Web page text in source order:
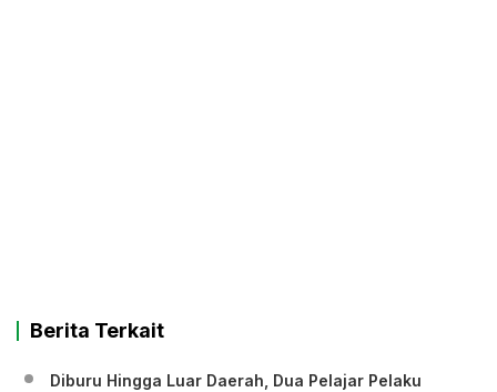
Berita Terkait
Diburu Hingga Luar Daerah, Dua Pelajar Pelaku